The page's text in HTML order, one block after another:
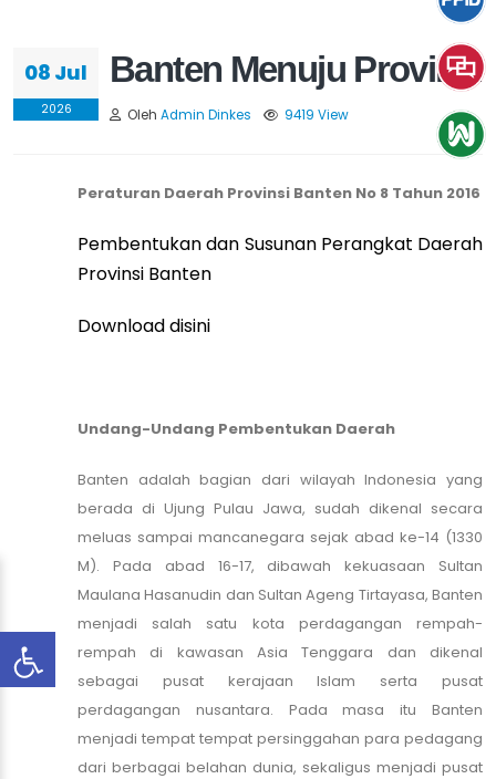
08 Jul
2026
Banten Menuju Provinsi
Oleh Admin Dinkes 9419 View
Peraturan Daerah Provinsi Banten No 8 Tahun 2016
Pembentukandan Susunan Perangkat Daerah
Provinsi Banten
Download disini
Undang-Undang Pembentukan Daerah
Banten adalah bagian dari wilayah Indonesia yang
berada di Ujung Pulau Jawa, sudah dikenal secara
meluas sampai mancanegara sejak abad ke-14 (1330
M). Pada abad 16-17, dibawah kekuasaan Sultan
Maulana Hasanudin dan Sultan Ageng Tirtayasa, Banten
menjadi salah satu kota perdagangan rempah-
rempah di kawasan Asia Tenggara dan dikenal
sebagai pusat kerajaan Islam serta pusat
perdagangan nusantara. Pada masa itu Banten
menjadi tempat tempat persinggahan para pedagang
dari berbagai belahan dunia, sekaligus menjadi pusat